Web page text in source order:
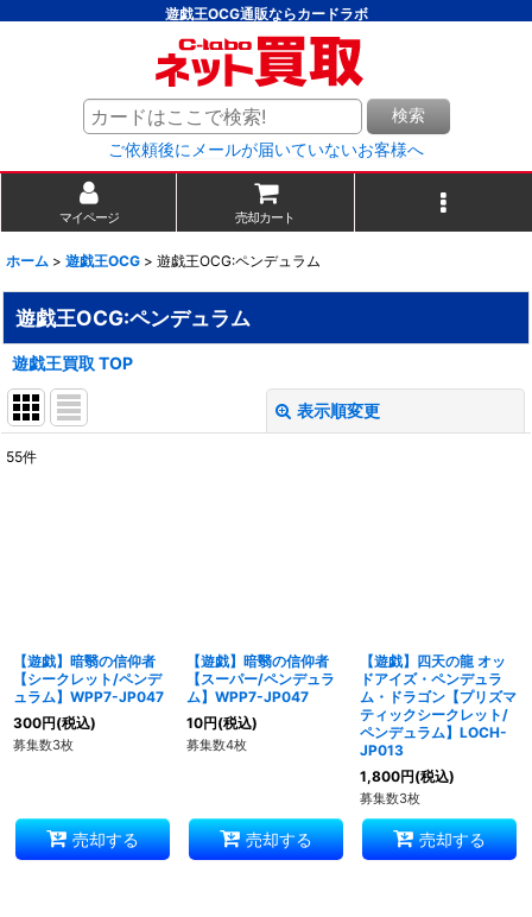
遊戯王OCG通販ならカードラボ
検索
ご依頼後にメールが届いていないお客様へ
マイページ 売却カート
ホーム > 遊戯王OCG > 遊戯王OCG:ペンデュラム
遊戯王OCG:ペンデュラム
遊戯王買取 TOP
表示順変更
55件
【遊戯】暗翳の信仰者
【シークレット/ペンデ
ュラム】WPP7-JP047
300円(税込)
募集数3枚
売却する
【遊戯】暗翳の信仰者
【スーパー/ペンデュラ
ム】WPP7-JP047
10円(税込)
募集数4枚
売却する
【遊戯】四天の龍 オッ
ドアイズ・ペンデュラ
ム・ドラゴン【プリズマ
ティックシークレット/
ペンデュラム】LOCH-
JP013
1,800円(税込)
募集数3枚
売却する